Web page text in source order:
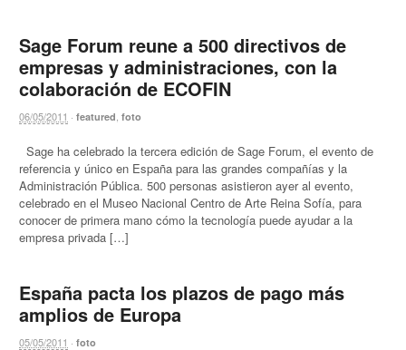
Sage Forum reune a 500 directivos de
empresas y administraciones, con la
colaboración de ECOFIN
06/05/2011 ·featured,foto
Sage ha celebrado la tercera edición de Sage Forum, el evento de
referencia y único en España para las grandes compañías y la
Administración Pública. 500 personas asistieron ayer al evento,
celebrado en el Museo Nacional Centro de Arte Reina Sofía, para
conocer de primera mano cómo la tecnología puede ayudar a la
empresa privada […]
España pacta los plazos de pago más
amplios de Europa
05/05/2011 ·foto